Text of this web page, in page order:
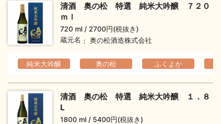
清酒 奥の松 特選 純米大吟醸 ７２０
ｍｌ
720 ml
2700円(税抜き)
蔵元名
奥の松酒造株式会社
純米大吟醸 奥の松 ふくよか
清酒 奥の松 特選 純米大吟醸 １．８
L
1800 ml
5400円(税抜き)